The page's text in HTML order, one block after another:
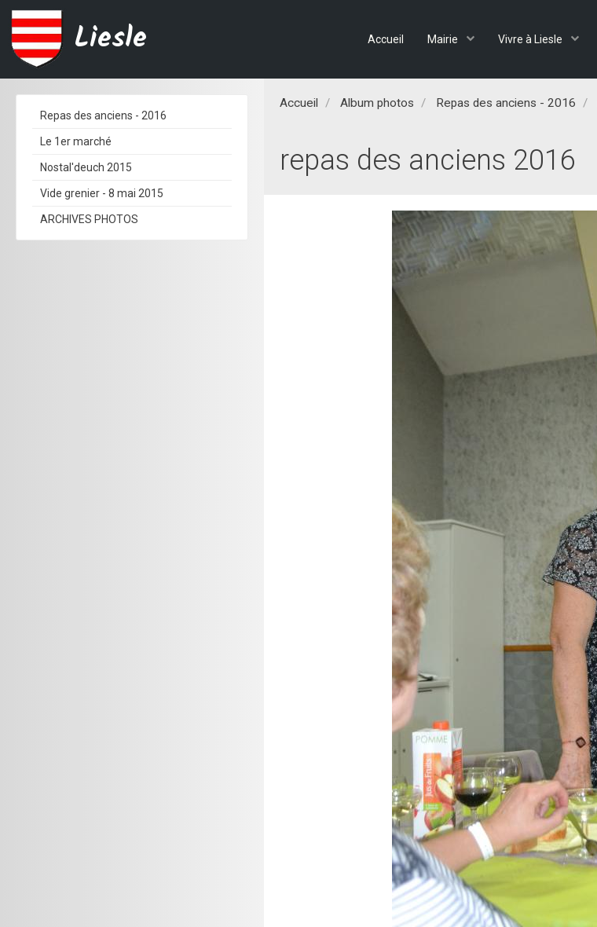
Liesle Accueil Mairie Vivre à Liesle
Accueil Album photos Repas des anciens - 2016
repas des anciens 2016
Repas des anciens - 2016
Le 1er marché
Nostal'deuch 2015
Vide grenier - 8 mai 2015
ARCHIVES PHOTOS